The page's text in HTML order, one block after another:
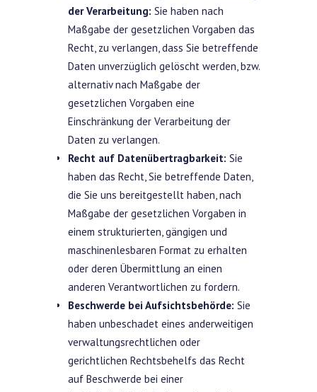
der Verarbeitung: Sie haben nach
Maßgabe der gesetzlichen Vorgaben das
Recht, zu verlangen, dass Sie betreffende
Daten unverzüglich gelöscht werden, bzw.
alternativ nach Maßgabe der
gesetzlichen Vorgaben eine
Einschränkung der Verarbeitung der
Daten zu verlangen.
Recht auf Datenübertragbarkeit: Sie
haben das Recht, Sie betreffende Daten,
die Sie uns bereitgestellt haben, nach
Maßgabe der gesetzlichen Vorgaben in
einem strukturierten, gängigen und
maschinenlesbaren Format zu erhalten
oder deren Übermittlung an einen
anderen Verantwortlichen zu fordern.
Beschwerde bei Aufsichtsbehörde: Sie
haben unbeschadet eines anderweitigen
verwaltungsrechtlichen oder
gerichtlichen Rechtsbehelfs das Recht
auf Beschwerde bei einer